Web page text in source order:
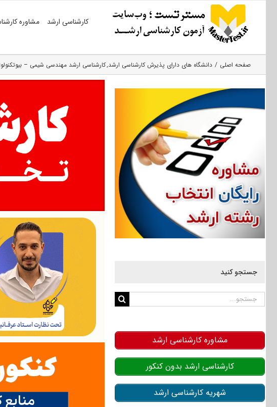
کارشناسی ارشد مشاوره
صفحه اصلی دانشگاه های دارای پذیرش کارشناسی ارشد کارشناسی ارشد مهندسی شیمی –
جستجو کنید
جستجو
مشاوره کارشناسی ارشد
کارشناسی ارشد بدون کنکور
شهریه کارشناسی ارشد